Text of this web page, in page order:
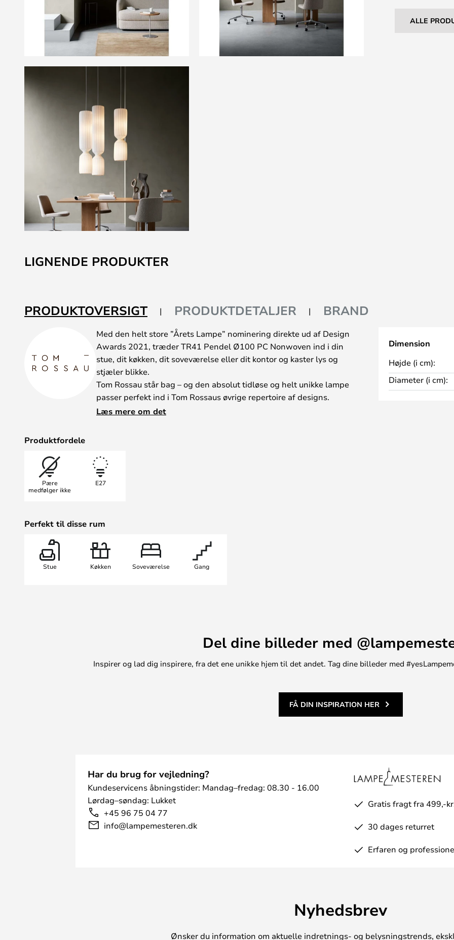
til
starten
ALLE
LIGNENDE PRODUKTER
PRODUKTOVERSIGT PRODUKTDETALJER BRAND
Med den helt store ”Årets Lampe” nominering direkte ud af Design
Awards 2021, træder TR41 Pendel Ø100 PC Nonwoven ind i din
stue, dit køkken, dit soveværelse eller dit kontor og kaster lys og
stjæler blikke.
Tom Rossau står bag – og den absolut tidløse og helt unikke lampe
passer perfekt ind i Tom Rossaus øvrige repertoire af designs.
Elegance for alle pengene, og med et godt og behageligt lys.
Læs mere om det
Produktfordele
Pære
medfølger ikke
E27
Perfekt til disse rum
Stue Køkken Soveværelse Gang
Dimension
Højde (i cm):
Diameter (i cm):
Del dine billeder med
Inspirer og lad dig inspirere, fra det ene unikke hjem til det andet. Tag dine billeder med
FÅ DIN INSPIRATION HER
Har du brug for vejledning?
Kundeservicens åbningstider: Mandag–fredag: 08.30 - 16.00
Lørdag–søndag: Lukket
+45 96 75 04 77
info@lampemesteren.dk
Gratis fragt fra 499,-
30 dages returret
Erfaren og
Nyhedsbrev
Ønsker du information om aktuelle indretnings- og belysningstrends,